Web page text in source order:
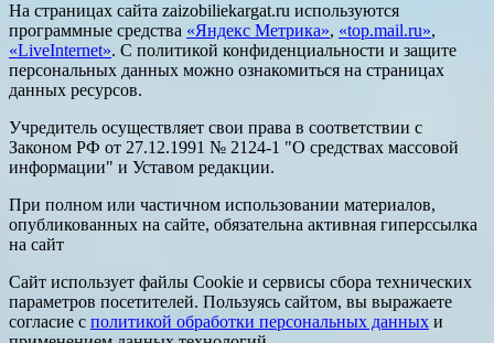
На страницах сайта zaizobiliekargat.ru используются
программные средства «Яндекс Метрика», «top.mail.ru»,
«LiveInternet». С политикой конфиденциальности и защите
персональных данных можно ознакомиться на страницах
данных ресурсов.
Учредитель осуществляет свои права в соответствии с
Законом РФ от 27.12.1991 № 2124-1 "О средствах массовой
информации" и Уставом редакции.
При полном или частичном использовании материалов,
опубликованных на сайте, обязательна активная гиперссылка
на сайт
Сайт использует файлы Cookie и сервисы сбора технических
параметров посетителей. Пользуясь сайтом, вы выражаете
согласие с политикой обработки персональных данных и